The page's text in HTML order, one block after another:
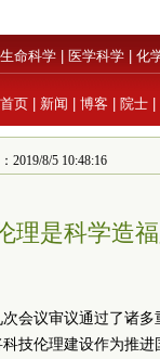
生命科学 医学科学 化
首页 新闻 博客 院士
2019/8/5 10:48:16
理是科学造
会议审议通过了诸
技伦理建设作为推进